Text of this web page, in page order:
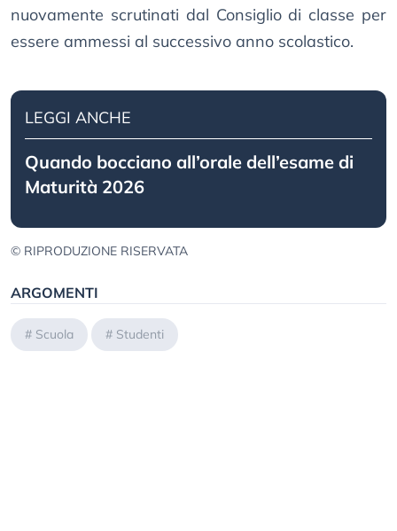
nuovamente scrutinati dal Consiglio di classe per
essere ammessi al successivo anno scolastico.
LEGGI ANCHE
Quando bocciano all’orale dell’esame di
Maturità 2026
© RIPRODUZIONE RISERVATA
ARGOMENTI
# Scuola # Studenti